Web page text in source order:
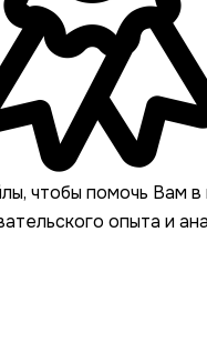
чтобы помочь Вам в
опыта и